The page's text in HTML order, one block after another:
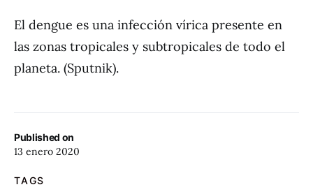
Published on
13 enero 2020
TAGS
El dengue es una infección vírica presente en
las zonas tropicales y subtropicales de todo el
planeta. (Sputnik).